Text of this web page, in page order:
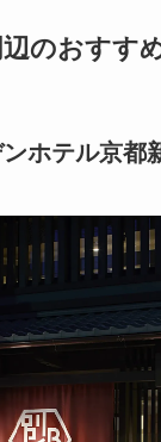
のおすす
ホテル京都